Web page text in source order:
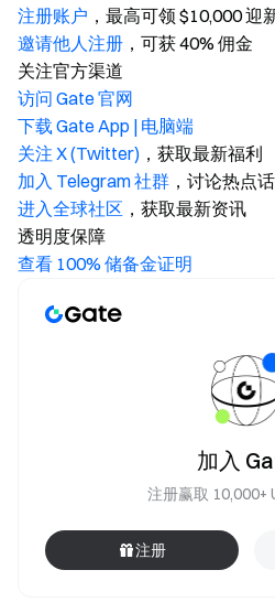
注册账户 ，最高可领 $10,000 迎
邀请他人注册 ，可获 40% 佣金
关注官方渠道
访问 Gate 官网
下载 Gate App | 电脑端
关注 X (Twitter) ，获取最新福利
加入 Telegram 社群 ，讨论热点
进入全球社区 ，获取最新资讯
透明度保障
查看 100% 储备金证明
加入
注册赢取 10,000+
注册